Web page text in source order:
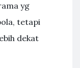
yg
tetapi
dekat